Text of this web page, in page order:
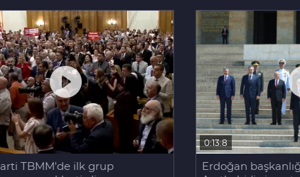
TBMM'de ilk grup
0:13:8
Erdoğan